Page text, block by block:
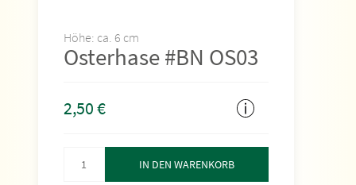
Höhe: ca. 6 cm
Osterhase #BN OS03
2,50€
IN DEN WARENKORB